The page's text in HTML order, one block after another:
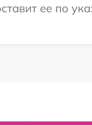
ее по